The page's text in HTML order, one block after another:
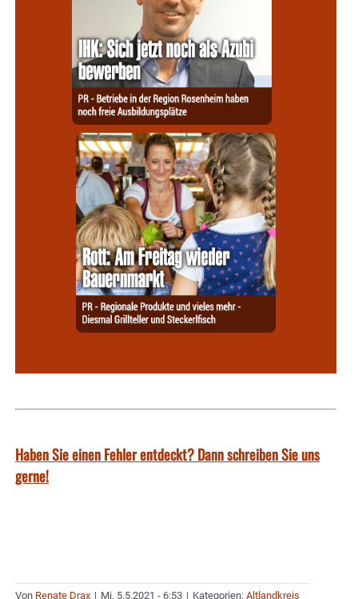
Haben Sie einen Fehler entdeckt? Dann schreiben Sie uns
gerne!
Von Renate Drax | Mi. 5.5.2021 - 6:53 | Kategorien: Altlandkreis